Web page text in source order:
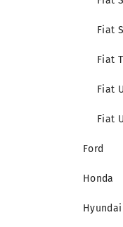
Fiat
Fiat
Fiat
Fiat
Ford
Honda
Hyundai